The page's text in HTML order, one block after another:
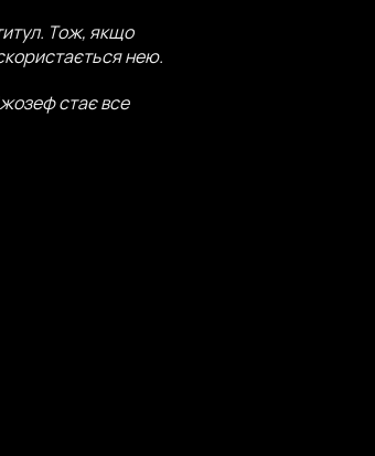
Тож, якщо
нею.
стає все